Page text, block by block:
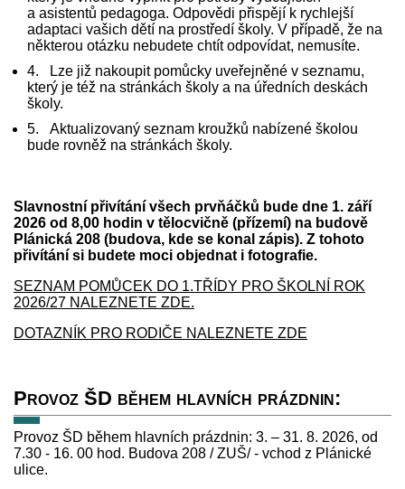
a asistentů pedagoga. Odpovědi přispějí k rychlejší
adaptaci vašich dětí na prostředí školy. V případě, že na
některou otázku nebudete chtít odpovídat, nemusíte.
4.
Lze již nakoupit pomůcky uveřejněné v seznamu,
který je též na stránkách školy a na úředních deskách
školy.
5.
Aktualizovaný seznam kroužků nabízené školou
bude rovněž na stránkách školy.
Slavnostní přivítání všech prvňáčků bude dne 1. září
2026 od 8,00 hodin v tělocvičně (přízemí) na budově
Plánická 208 (budova, kde se konal zápis). Z tohoto
přivítání si budete moci objednat i fotografie.
SEZNAM POMŮCEK DO 1.TŘÍDY PRO ŠKOLNÍ ROK
2026/27 NALEZNETE ZDE.
DOTAZNÍK PRO RODIČE NALEZNETE ZDE
Provoz ŠD během hlavních prázdnin:
Provoz ŠD během hlavních prázdnin: 3. – 31. 8. 2026, od
7.30 - 16. 00 hod. Budova 208 / ZUŠ/ - vchod z Plánické
ulice.